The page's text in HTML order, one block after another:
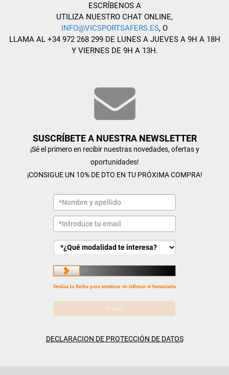
ESCRÍBENOS A
UTILIZA NUESTRO CHAT ONLINE,
INFO@VICSPORTSAFERS.ES, O
LLAMA AL +34 972 268 299 DE LUNES A JUEVES A 9H A 18H
Y VIERNES DE 9H A 13H.
SUSCRÍBETE A NUESTRA NEWSLETTER
¡Sé el primero en recibir nuestras novedades, ofertas y
oportunidades!
¡CONSIGUE UN 10% DE DTO EN TU PRÓXIMA COMPRA!
Desliza la flecha para terminar de rellenar el formulario
DECLARACION DE PROTECCIÓN DE DATOS